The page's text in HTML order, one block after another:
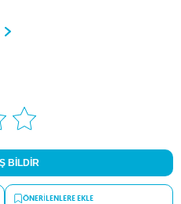
BILDIR
ÖNERILENLERE EKLE